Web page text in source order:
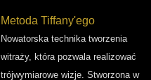
Metoda Tiffany'ego
Nowatorska technika tworzenia
witraży, która pozwala realizować
trójwymiarowe wizje. Stworzona w